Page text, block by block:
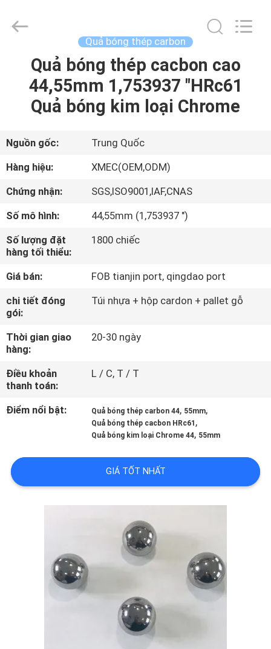
TRANG
CHỦ
SẢN
PHẨM
CHÚNG
TÔI
THAM
QUAN
MÁY
KIỂM
SOÁT
LIÊN
engineering
import
Quả bóng thép carbon
Quả bóng thép cacbon cao
44,55mm 1,753937 "HRc61
Quả bóng kim loại Chrome
Nguồn gốc:
Trung Quốc
Hàng hiệu:
XMEC(OEM,ODM)
Chứng nhận:
SGS,ISO9001,IAF,CNAS
Số mô hình:
44,55mm (1,753937 ")
Số lượng đặt
hàng tối thiểu:
1800 chiếc
Giá bán:
FOB tianjin port, qingdao port
chi tiết đóng
gói:
Túi nhựa + hộp cardon + pallet gỗ
Thời gian giao
hàng:
20-30 ngày
Điều khoản
thanh toán:
L / C, T / T
Điểm nổi bật: Quả bóng thép carbon 44, 55mm,
Quả bóng thép cacbon HRc61 ,
Quả bóng kim loại Chrome 44, 55mm
GIÁ TỐT NHẤT